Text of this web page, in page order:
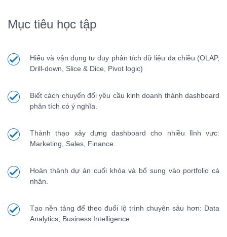
Mục tiêu học tập
Hiểu và vận dụng tư duy phân tích dữ liệu đa chiều (OLAP,
Drill-down, Slice & Dice, Pivot logic)
Biết cách chuyển đổi yêu cầu kinh doanh thành dashboard
phân tích có ý nghĩa.
Thành thạo xây dựng dashboard cho nhiều lĩnh vực:
Marketing, Sales, Finance.
Hoàn thành dự án cuối khóa và bổ sung vào portfolio cá
nhân.
Tạo nền tảng để theo đuổi lộ trình chuyên sâu hơn: Data
Analytics, Business Intelligence.